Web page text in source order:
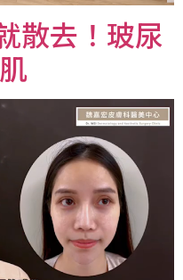
散去！玻尿